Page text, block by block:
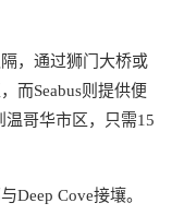
，通过狮门大桥或
而Seabus则提供便
温哥华市区，只需15
Deep Cove接壤。